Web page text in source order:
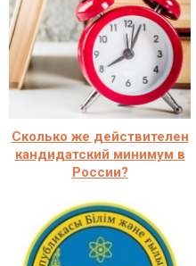
Сколько же действителен
кандидатский минимум в
России?